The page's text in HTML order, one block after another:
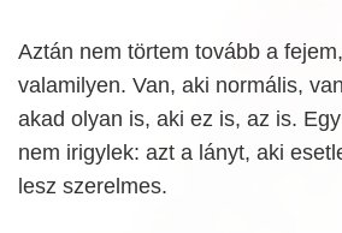
Aztán nem törtem tovább a
valamilyen. Van, aki normális,
akad olyan is, aki ez is, az is.
nem irigylek: azt a lányt, aki
lesz szerelmes.